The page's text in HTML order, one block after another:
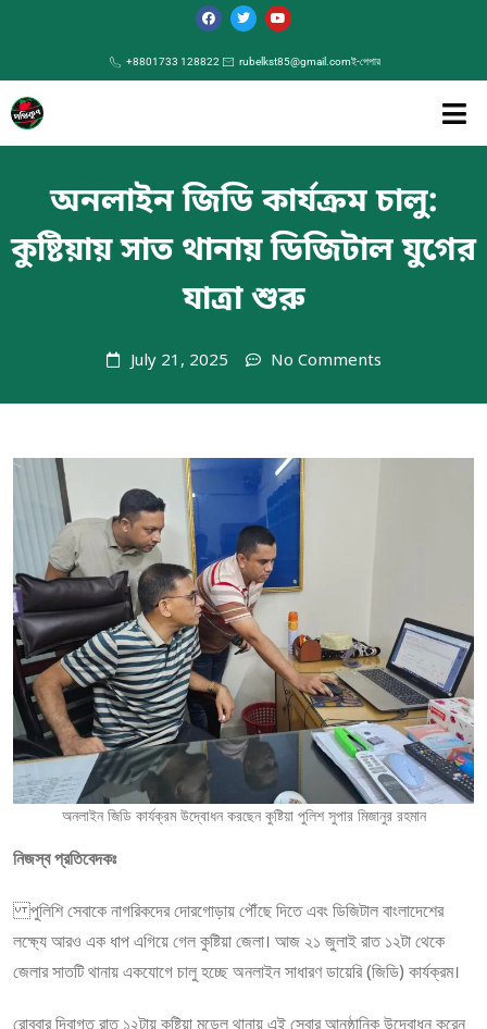
+8801733 128822 rubelkst85@gmail.comই-পেপার
অনলাইন জিডি কার্যক্রম চালু:
কুষ্টিয়ায় সাত থানায় ডিজিটাল যুগের
যাত্রা শুরু
July 21, 2025 No Comments
অনলাইন জিডি কার্যক্রম উদ্বোধন করছেন কুষ্টিয়া পুলিশ সুপার মিজানুর রহমান
নিজস্ব প্রতিবেদকঃ
পুলিশি সেবাকে নাগরিকদের দোরগোড়ায় পৌঁছে দিতে এবং ডিজিটাল বাংলাদেশের
লক্ষ্যে আরও এক ধাপ এগিয়ে গেল কুষ্টিয়া জেলা। আজ ২১ জুলাই রাত ১২টা থেকে
জেলার সাতটি থানায় একযোগে চালু হচ্ছে অনলাইন সাধারণ ডায়েরি (জিডি) কার্যক্রম।
রোববার দিবাগত রাত ১২টায় কুষ্টিয়া মডেল থানায় এই সেবার আনুষ্ঠানিক উদ্বোধন করেন